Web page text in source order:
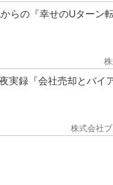
らの『幸せのUターン
録『会社売却とバイ
株式会社